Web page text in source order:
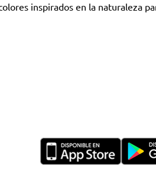
inspirados en la naturaleza